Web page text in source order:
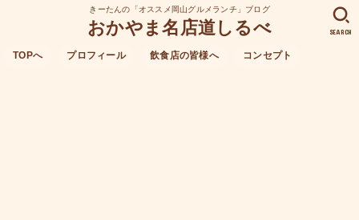
きーたんの「オススメ岡山グルメランチ」ブログ
おかやま名店道しるべ
TOPへ プロフィール 飲食店の皆様へ コンセプト
SEARCH